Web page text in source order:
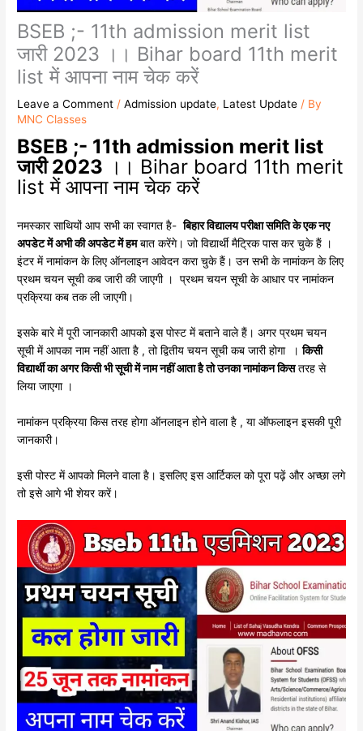
BSEB ;- 11th admission merit list
जारी 2023 ।। Bihar board 11th merit
list में आपना नाम चेक करें
Leave a Comment /Admission update, Latest Update / By
MNC Classes
BSEB ;- 11th admission merit list
जारी 2023 ।। Bihar board 11th merit
list में आपना नाम चेक करें
नमस्कार साथियों आप सभी का स्वागत है-बिहार विद्यालय परीक्षा समिति के एक नए
अपडेट में अभी की अपडेट में हमबात करेंगे। जो विद्यार्थी मैट्रिक पास कर चुके हैं ।
इंटर में नामांकन के लिए ऑनलाइन आवेदन करा चुके हैं। उन सभी के नामांकन के लिए
प्रथम चयन सूची कब जारी की जाएगी । प्रथम चयन सूची के आधार पर नामांकन
प्रक्रिया कब तक ली जाएगी।
इसके बारे में पूरी जानकारी आपको इस पोस्ट में बताने वाले हैं। अगर प्रथम चयन
सूची में आपका नाम नहीं आता है , तो द्वितीय चयन सूची कब जारी होगा ।किसी
विद्यार्थी का अगर किसी भी सूची में नाम नहीं आता है तो उनका नामांकन किसतरह से
लिया जाएगा ।
नामांकन प्रक्रिया किस तरह होगा ऑनलाइन होने वाला है , या ऑफलाइन इसकी पूरी
जानकारी।
इसी पोस्ट में आपको मिलने वाला है। इसलिए इस आर्टिकल को पूरा पढ़ें और अच्छा लगे
तो इसे आगे भी शेयर करें।